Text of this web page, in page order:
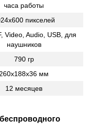
часа работы
пикселей
Video, Audio, USB, для
наушников
790 гр
260x188x36 мм
12 месяцев